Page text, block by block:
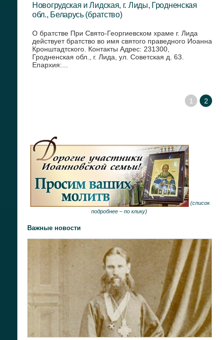
Новогрудская и Лидская, г. Лиды, Гродненская
обл., Беларусь (братство)
О братстве При Свято-Георгиевском храме г. Лида
действует братство во имя святого праведного Иоанна
Кронштадтского. Контакты Адрес: 231300,
Гродненская обл., г. Лида, ул. Советская д. 63.
Епархия:...
1 2
(список
подробнее – по клику)
Важные новости